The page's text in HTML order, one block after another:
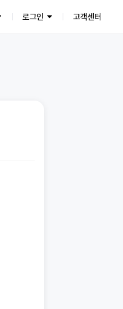
로그인 고객센터